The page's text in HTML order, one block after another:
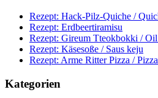
Rezept: Hack-Pilz-Quiche /
Rezept: Erdbeertiramisu
Rezept: Gireum Tteokbokki /
Rezept: Käsesoße / Saus keju
Rezept: Arme Ritter Pizza /
Kategorien